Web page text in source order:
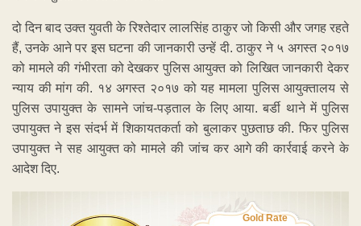
दो दिन बाद उक्त युवती के रिश्तेदार लालसिंह ठाकुर जो किसी और जगह रहते
हैं, उनके आने पर इस घटना की जानकारी उन्हें दी. ठाकुर ने ५ अगस्त २०१७
को मामले की गंभीरता को देखकर पुलिस आयुक्त को लिखित जानकारी देकर
न्याय की मांग की. १४ अगस्त २०१७ को यह मामला पुलिस आयुक्तालय से
पुलिस उपायुक्त के सामने जांच-पड़ताल के लिए आया. बर्डी थाने में पुलिस
उपायुक्त ने इस संदर्भ में शिकायतकर्ता को बुलाकर पुछताछ की. फिर पुलिस
उपायुक्त ने सह आयुक्त को मामले की जांच कर आगे की कार्रवाई करने के
आदेश दिए.
Gold Rate